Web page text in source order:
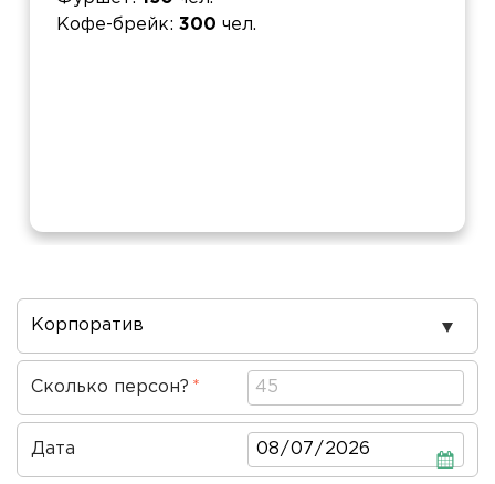
Кофе-брейк
300 чел.
Повод
проведения
Сколько персон?
Дата Дата